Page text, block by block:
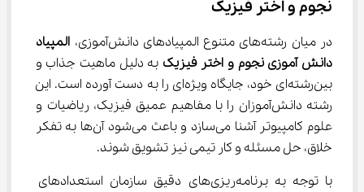
نجوم و اختر فیزیک
در میان رشته‌های متنوع المپیادهای دانش‌آموزی،
المپیاد
دانش آموزی نجوم و اختر فیزیک به دلیل ماهیت جذاب و
بین‌رشته‌ای خود، جایگاه ویژه‌ای را به دست آورده است. این
رشته دانش‌آموزان را با مفاهیم عمیق فیزیک، ریاضیات و
علوم کامپیوتر آشنا می‌سازد و باعث می‌شود آن‌ها به تفکر
خلاق، حل مسئله و کار تیمی نیز تشویق شوند.
با توجه به برنامه‌ریزی‌های دقیق سازمان استعدادهای